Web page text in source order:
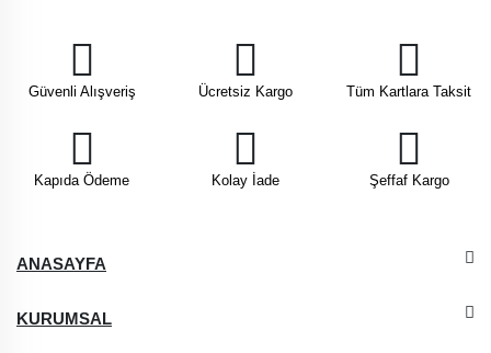
Güvenli Alışveriş Ücretsiz Kargo Tüm Kartlara Taksit
Kapıda Ödeme Kolay İade Şeffaf Kargo
ANASAYFA
KURUMSAL